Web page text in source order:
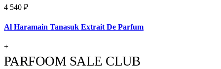
4 540 ₽
Al Haramain Tanasuk Extrait De Parfum
+
PARFOOM SALE CLUB